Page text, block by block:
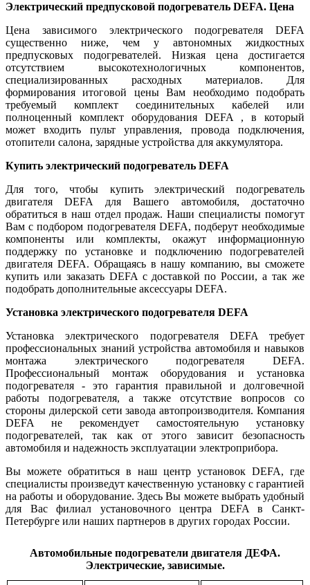
Электрический предпусковой подогреватель DEFA. Цена
Цена зависимого электрического подогревателя DEFA
существенно ниже, чем у автономных жидкостных
предпусковых подогревателей. Низкая цена достигается
отсутствием высокотехнологичных компонентов,
специализированных расходных материалов. Для
формирования итоговой цены Вам необходимо подобрать
требуемый комплект соединительных кабелей или
полноценный комплект оборудования DEFA , в который
может входить пульт управления, провода подключения,
отопители салона, зарядные устройства для аккумулятора.
Купить электрический подогреватель DEFA
Для того, чтобы купить электрический подогреватель
двигателя DEFA для Вашего автомобиля, достаточно
обратиться в наш отдел продаж. Наши специалисты помогут
Вам с подбором подогревателя DEFA, подберут необходимые
компоненты или комплекты, окажут информационную
поддержку по установке и подключению подогревателей
двигателя DEFA. Обращаясь в нашу компанию, вы сможете
купить или заказать DEFA с доставкой по России, а так же
подобрать дополнительные аксессуары DEFA.
Установка электрического подогревателя DEFA
Установка электрического подогревателя DEFA требует
профессиональных знаний устройства автомобиля и навыков
монтажа электрического подогревателя DEFA.
Профессиональный монтаж оборудования и установка
подогревателя - это гарантия правильной и долговечной
работы подогревателя, а также отсутствие вопросов со
стороны дилерской сети завода автопроизводителя. Компания
DEFA не рекомендует самостоятельную установку
подогревателей, так как от этого зависит безопасность
автомобиля и надежность эксплуатации электроприбора.
Вы можете обратиться в наш центр установок DEFA, где
специалисты произведут качественную установку с гарантией
на работы и оборудование. Здесь Вы можете выбрать удобный
для Вас филиал установочного центра DEFA в Санкт-
Петербурге или наших партнеров в других городах России.
Автомобильные подогреватели двигателя ДЕФА.
Электрические, зависимые.